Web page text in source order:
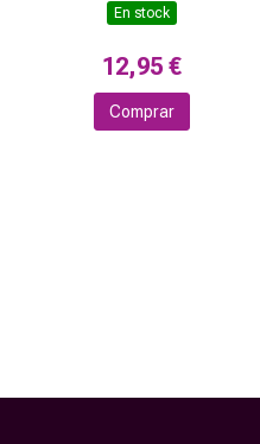
En stock
12,95 €
Comprar